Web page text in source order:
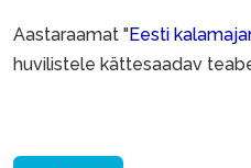
Aastaraamat "Eesti
huvilistele kättesaadav